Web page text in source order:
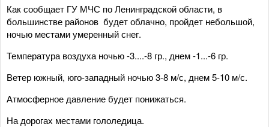
Как сообщает ГУ МЧС по Ленинградской области, в
большинстве районов будет облачно, пройдет небольшой,
ночью местами умеренный снег.
Температура воздуха ночью -3....-8 гр., днем -1...-6 гр.
Ветер южный, юго-западный ночью 3-8 м/с, днем 5-10 м/с.
Атмосферное давление будет понижаться.
На дорогах местами гололедица.